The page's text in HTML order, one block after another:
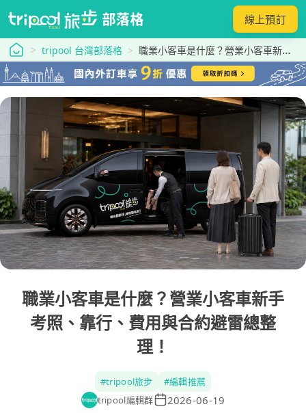
線上預訂
tripool 旅步tripool 台灣部落格 職業小客車是什麼？營業小客車新手考照、靠行、費用與合約避雷總整理！
職業小客車是什麼？營業小客車新手
考照、靠行、費用與合約避雷總整
理！
#tripool旅步 #編輯推薦
tripool編輯群
2026-06-19